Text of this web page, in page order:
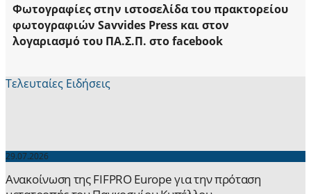
Φωτογραφίες στην ιστοσελίδα του πρακτορείου
φωτογραφιών Savvides Press και στον
λογαριασμό του ΠΑ.Σ.Π. στο facebook
Τελευταίες Ειδήσεις
29.07.2026
Ανακοίνωση της FIFPRO Europe για την πρόταση